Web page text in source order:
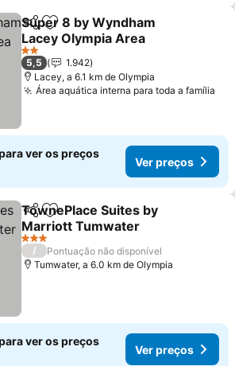
PartilharAdicionar aos favoritos
Super 8 by Wyndham
Lacey Olympia Area
2 Estrelas
5,5
1.942
Lacey, a 6.1 km de Olympia
Área aquática interna para toda a família
ver os preços
Ver preços
PartilharAdicionar aos favoritos
TownePlace Suites by
Marriott Tumwater
3 Estrelas
/
Pontuação não disponível
Tumwater, a 6.0 km de Olympia
ver os preços
Ver preços